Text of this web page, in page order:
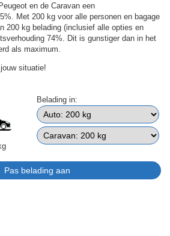
en de Caravan een
Met 200 kg voor alle personen en bagage
200 kg belading (inclusief alle opties en
74%. Dit is gunstiger dan in het
als maximum.
situatie!
Belading in: